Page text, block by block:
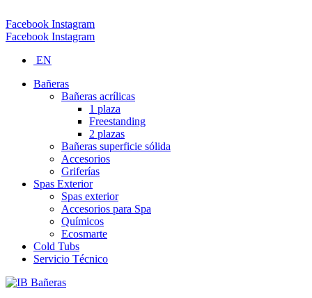
Facebook Instagram
Facebook Instagram
EN
Bañeras
Bañeras acrílicas
1 plaza
Freestanding
2 plazas
Bañeras superficie sólida
Accesorios
Griferías
Spas Exterior
Spas exterior
Accesorios para Spa
Químicos
Ecosmarte
Cold Tubs
Servicio Técnico